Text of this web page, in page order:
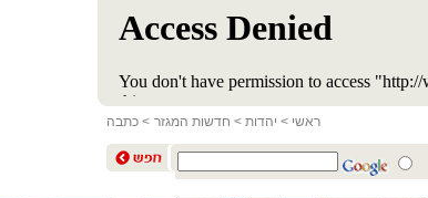
ראשי > יהדות > חדשות המגזר > כתבה